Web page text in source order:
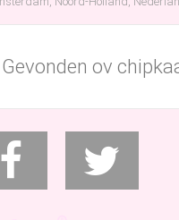
Gevonden ov